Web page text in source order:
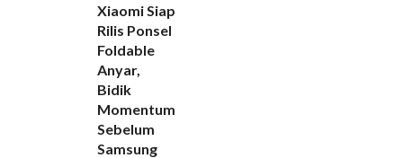
Xiaomi Siap
Rilis Ponsel
Foldable
Anyar,
Bidik
Momentum
Sebelum
Samsung